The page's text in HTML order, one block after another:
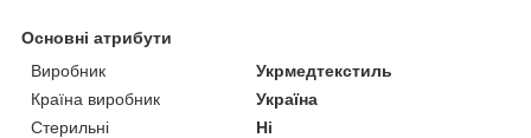
Основні атрибути
Виробник
Укрмедтекстиль
Країна виробник
Україна
Стерильні
Ні